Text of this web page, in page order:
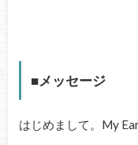
■メッセージ
はじめまして。My